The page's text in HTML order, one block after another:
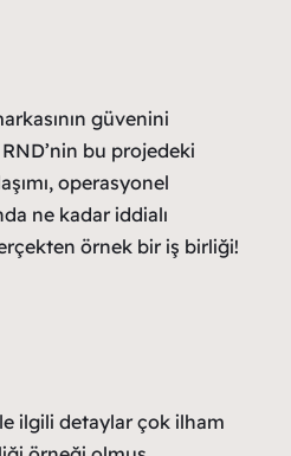
güvenini
bu projedeki
operasyonel
ne kadar iddialı
örnek bir iş birliği!
ilgili detaylar çok ilham